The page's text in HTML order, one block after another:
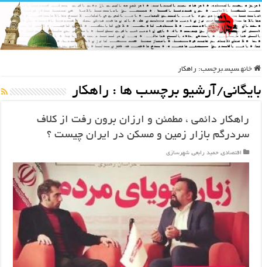
خانه سپس برچسب: راهکار
بایگانی/آرشیو برچسب ها : راهکار
راهکار دائمی ، مطمئن و ارزان برون رفت از کلاف
سردرگم بازار زمین و مسکن در ایران چیست ؟
اقتصادی, حمید رابعی, شهرسازی